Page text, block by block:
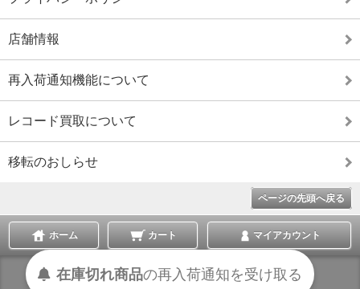
店舗情報
再入荷通知機能について
レコード買取について
移転のおしらせ
ページの先頭へ戻る
ホーム カート マイアカウント
表示切替 :スマートフォン|PC版
在庫切れ商品の再入荷通知を受け取る